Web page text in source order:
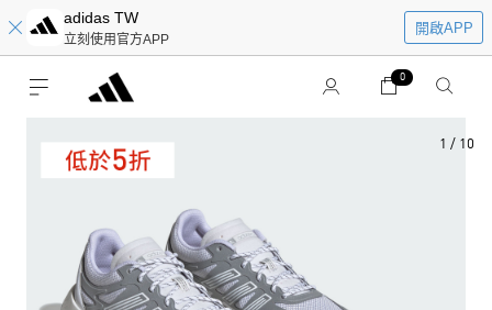
adidas TW
立刻使用官方APP
開啟APP
0
1 / 10